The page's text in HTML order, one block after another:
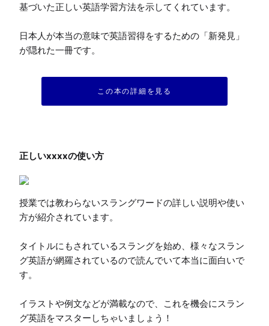
基づいた正しい英語学習方法を示してくれています。
日本人が本当の意味で英語習得をするための「新発見」
が隠れた一冊です。
この本の詳細を見る
授業では教わらないスラングワードの詳しい説明や使い
方が紹介されています。
タイトルにもされているスラングを始め、様々なスラン
グ英語が網羅されているので読んでいて本当に面白いで
す。
イラストや例文などが満載なので、これを機会にスラン
グ英語をマスターしちゃいましょう！